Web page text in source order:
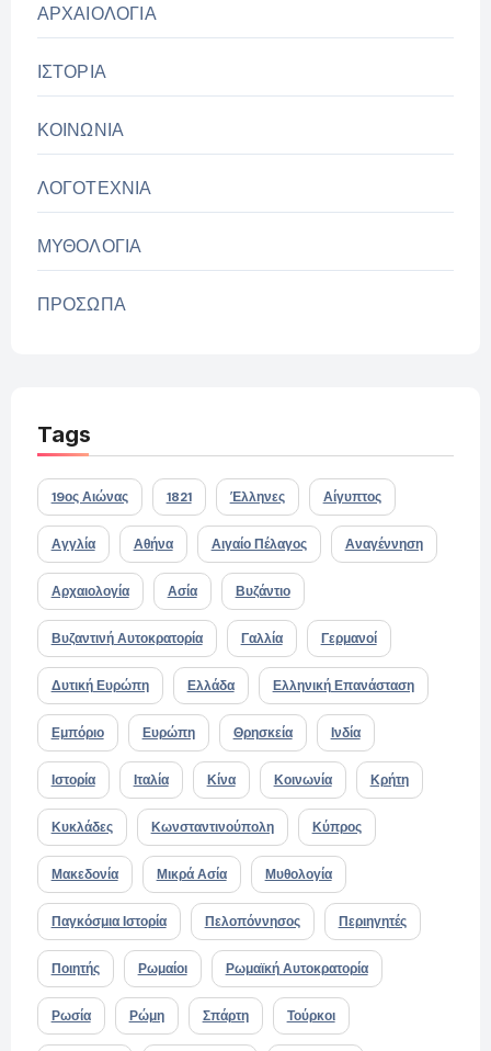
ΑΡΧΑΙΟΛΟΓΙΑ
ΙΣΤΟΡΙΑ
ΚΟΙΝΩΝΙΑ
ΛΟΓΟΤΕΧΝΙΑ
ΜΥΘΟΛΟΓΙΑ
ΠΡΟΣΩΠΑ
Tags
19ος Αιώνας 1821 Έλληνες Αίγυπτος
Αγγλία Αθήνα Αιγαίο Πέλαγος Αναγέννηση
Αρχαιολογία Ασία Βυζάντιο
Βυζαντινή Αυτοκρατορία Γαλλία Γερμανοί
Δυτική Ευρώπη Ελλάδα Ελληνική Επανάσταση
Εμπόριο Ευρώπη Θρησκεία Ινδία
Ιστορία Ιταλία Κίνα Κοινωνία Κρήτη
Κυκλάδες Κωνσταντινούπολη Κύπρος
Μακεδονία Μικρά Ασία Μυθολογία
Παγκόσμια Ιστορία Πελοπόννησος Περιηγητές
Ποιητής Ρωμαίοι Ρωμαϊκή Αυτοκρατορία
Ρωσία Ρώμη Σπάρτη Τούρκοι